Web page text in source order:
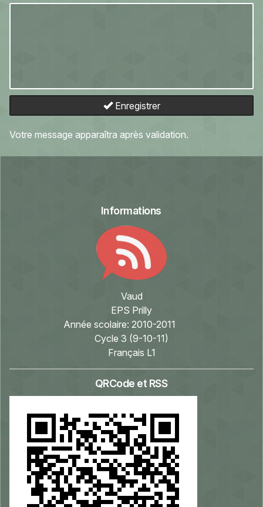
Enregistrer
Votre message apparaîtra après validation.
Informations
Vaud
EPS Prilly
Année scolaire: 2010-2011
Cycle 3 (9-10-11)
Français L1
QRCode et RSS